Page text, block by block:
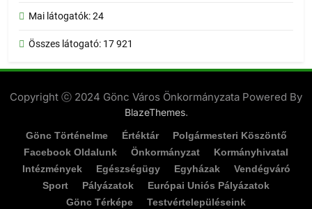
Mai látogatók:24
Összes látogató: 17 921
Copyright ⓒ 2024 Gönc Város Önkormányzata Powered By
BlazeThemes.
Gönc Történelme Értéktár
Polgármesteri Köszöntő
Facebook Oldalunk
Önkormányzat
Kormányhivatal
Intézmények
Egészségügy Egyházak
Vendégváró
Sport
Pályázatok
Európai Uniós Pályázatok
Gönc Térképe
Testvértelepüléseink